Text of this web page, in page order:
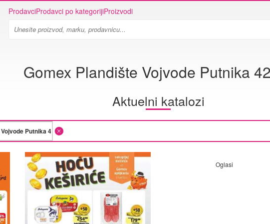
ProdavciProdavci po kategorijiProizvodi
Gomex Plandište Vojvode Putnika
Aktuelni katalozi
Oglasi